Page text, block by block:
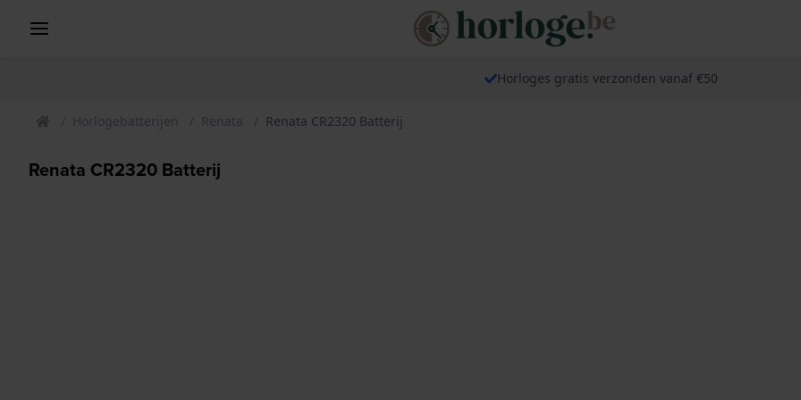
Horloges gratis verzonden vanaf €50
Horlogebatterijen Renata Renata CR2320 Batterij
Renata CR2320 Batterij